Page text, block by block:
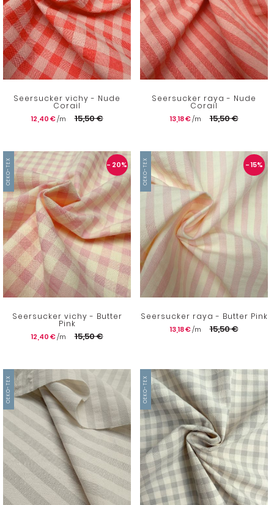
Seersucker vichy - Nude
Corail
12,40 € 15,50 €
Seersucker raya - Nude
Corail
13,18 € 15,50 €
OEKO-TEX - 20%
Seersucker vichy - Butter
Pink
12,40 € 15,50 €
OEKO-TEX - 15%
Seersucker raya - Butter Pink
13,18 € 15,50 €
OEKO-TEX OEKO-TEX